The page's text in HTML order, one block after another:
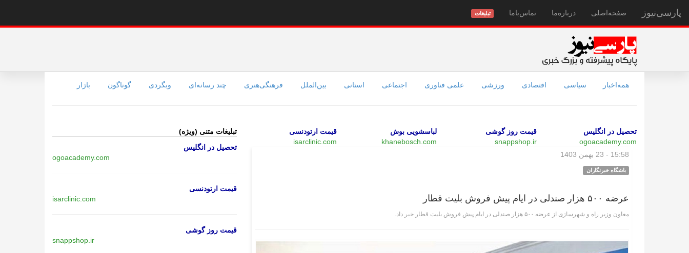
پارسی‌نیوز صفحه‌اصلی درباره‌ما تماس‌با‌ما تبلیغات
همه‌اخبار سیاسی اقتصادی ورزشی علمی فناوری اجتماعی استانی بین‌الملل فرهنگی‌هنری چند رسانه‌ای وبگردی گوناگون بازار
تحصیل در انگلیس
ogoacademy.com
قیمت روز گوشی
snappshop.ir
لباسشویی بوش
khanebosch.com
قیمت ارتودنسی
isarclinic.com
15:58 - 23 بهمن 1403
باشگاه خبرنگاران
عرضه ۵۰۰ هزار صندلی در ایام پیش فروش بلیت قطار
معاون وزیر راه و شهرسازی از عرضه ۵۰۰ هزار صندلی در ایام پیش فروش بلیت قطار خبر داد.
تبلیغات متنی (ویژه)
تحصیل در انگلیس
ogoacademy.com
قیمت ارتودنسی
isarclinic.com
قیمت روز گوشی
snappshop.ir